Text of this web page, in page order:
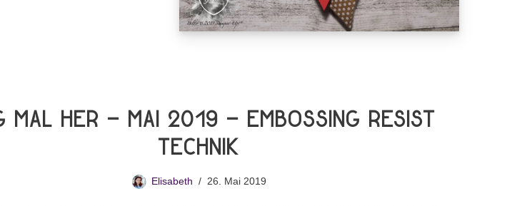
mal Her – Mai 2019 – Embossing Resist
Technik
Elisabeth 26. Mai 2019